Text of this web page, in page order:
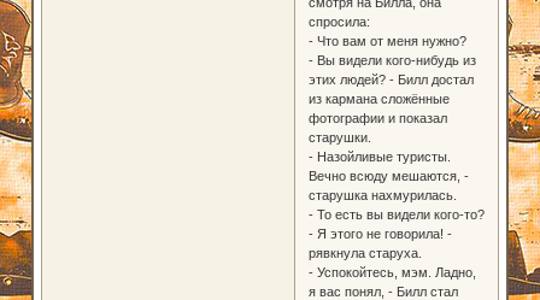
спросила:
- Что вам от меня нужно?
- Вы видели кого-нибудь из
этих людей? - Билл достал
из кармана сложённые
фотографии и показал
старушки.
- Назойливые туристы.
Вечно всюду мешаются, -
старушка нахмурилась.
- То есть вы видели кого-то?
- Я этого не говорила! -
рявкнула старуха.
- Успокойтесь, мэм. Ладно,
я вас понял, - Билл стал